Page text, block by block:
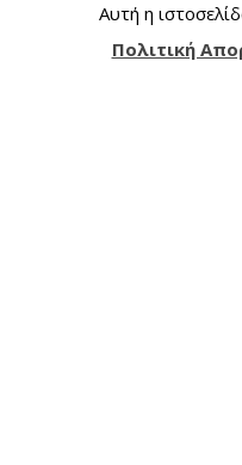
0 0
Αυτή η
Πολιτική